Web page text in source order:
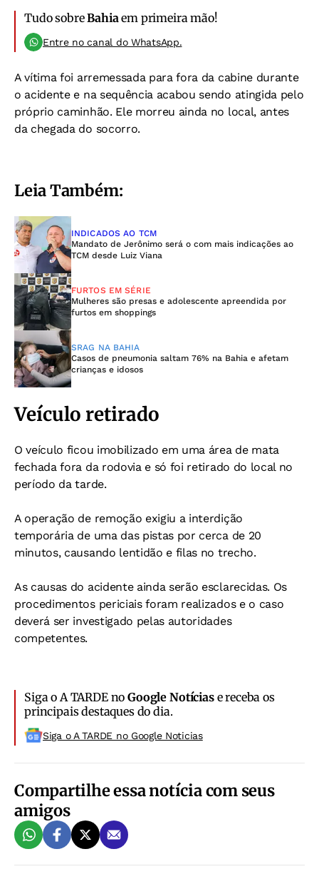
Tudo sobreBahia em primeira mão!
Entre no canal do WhatsApp.
A vítima foi arremessada para fora da cabine durante
o acidente e na sequência acabou sendo atingida pelo
próprio caminhão. Ele morreu ainda no local, antes
da chegada do socorro.
Leia Também:
INDICADOS AO TCM
Mandato de Jerônimo será o com mais indicações ao
TCM desde Luiz Viana
FURTOS EM SÉRIE
Mulheres são presas e adolescente apreendida por
furtos em shoppings
SRAG NA BAHIA
Casos de pneumonia saltam 76% na Bahia e afetam
crianças e idosos
Veículo retirado
O veículo ficou imobilizado em uma área de mata
fechada fora da rodovia e só foi retirado do local no
período da tarde.
A operação de remoção exigiu a interdição
temporária de uma das pistas por cerca de 20
minutos, causando lentidão e filas no trecho.
As causas do acidente ainda serão esclarecidas. Os
procedimentos periciais foram realizados e o caso
deverá ser investigado pelas autoridades
competentes.
Siga o A TARDE noGoogle Notíciase receba os
principais destaques do dia.
Siga o A TARDE no Google Noticias
Compartilhe essa notícia com seus
amigos